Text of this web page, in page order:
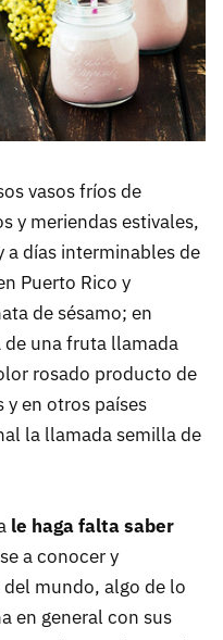
vasos fríos de
y meriendas estivales,
a días interminables de
Puerto Rico y
de sésamo; en
de una fruta llamada
rosado producto de
y en otros países
la llamada semilla de
le haga falta saber
a conocer y
mundo, algo de lo
en general con sus